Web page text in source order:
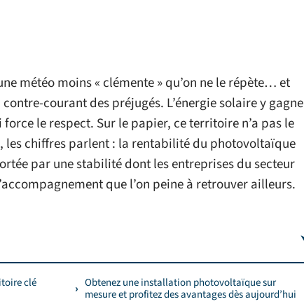
météo moins « clémente » qu’on ne le répète… et
courant des préjugés. L’énergie solaire y gagne
le respect. Sur le papier, ce territoire n’a pas le
les chiffres parlent : la rentabilité du photovoltaïque
par une stabilité dont les entreprises du secteur
que l’on peine à retrouver ailleurs.
clé
Obtenez une installation photovoltaïque sur
mesure et profitez des avantages dès aujourd’hui